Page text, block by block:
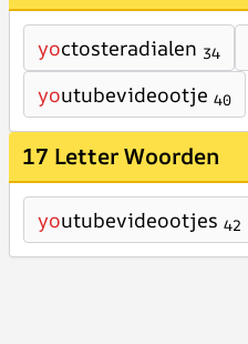
yoctosteradialen 34
youtubevideootje 40
17 Letter Woorden
youtubevideootjes 42